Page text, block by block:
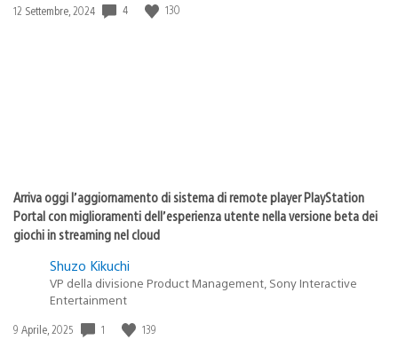
Data
12 Settembre, 2024 4 130
Arriva oggi l’aggiornamento di sistema di remote player PlayStation
Portal con miglioramenti dell’esperienza utente nella versione beta dei
giochi in streaming nel cloud
Shuzo Kikuchi
VP della divisione Product Management, Sony Interactive
Entertainment
Data
9 Aprile, 2025 1 139